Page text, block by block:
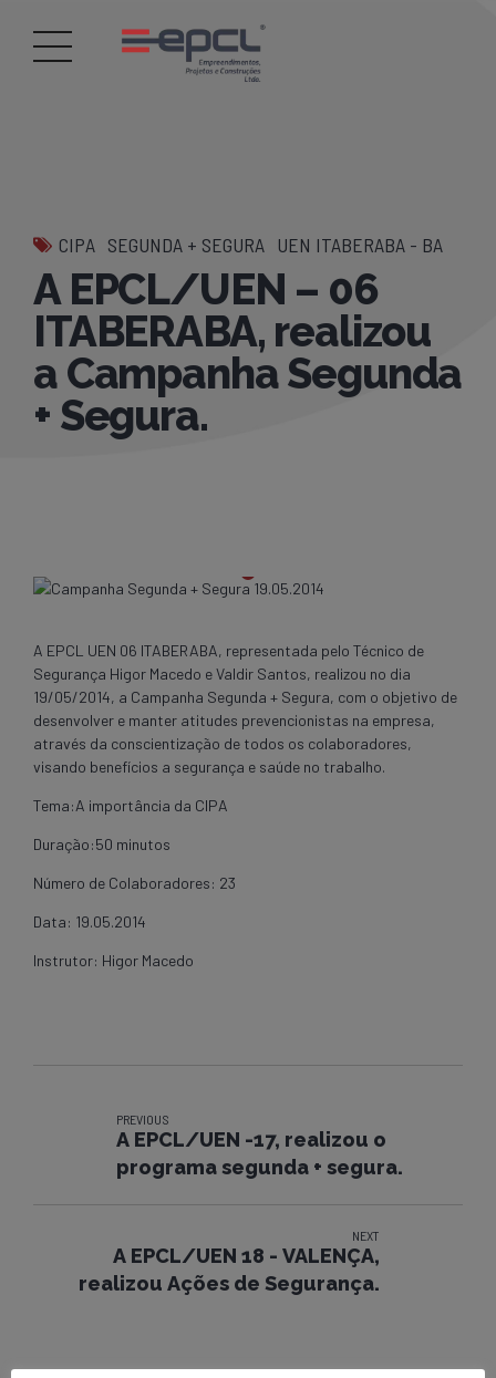
CIPA SEGUNDA + SEGURA UEN ITABERABA - BA
A EPCL/UEN – 06
ITABERABA, realizou
a Campanha Segunda
+ Segura.
A EPCL UEN 06 ITABERABA, representada pelo Técnico de
Segurança Higor Macedo e Valdir Santos, realizou no dia
19/05/2014, a Campanha Segunda + Segura, com o objetivo de
desenvolver e manter atitudes prevencionistas na empresa,
através da conscientização de todos os colaboradores,
visando benefícios a segurança e saúde no trabalho.
Tema:A importância da CIPA
Duração:50 minutos
Número de Colaboradores: 23
Data: 19.05.2014
Instrutor: Higor Macedo
PREVIOUS
A EPCL/UEN -17, realizou o
programa segunda + segura.
NEXT
A EPCL/UEN 18 - VALENÇA,
realizou Ações de Segurança.